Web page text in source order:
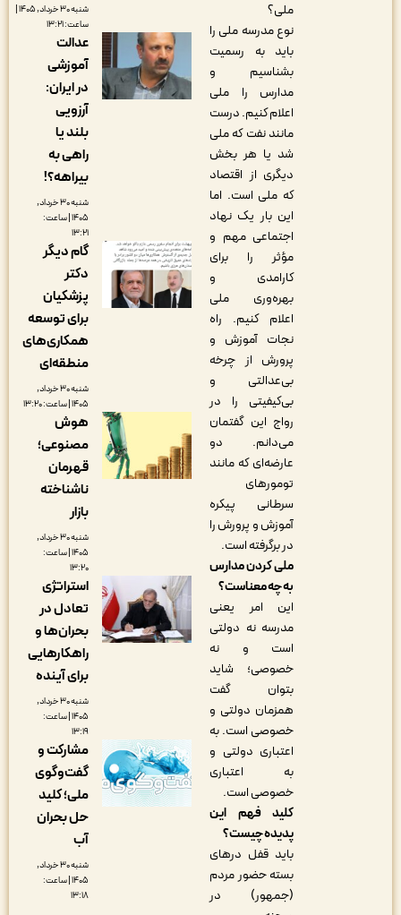
نوع مدرسه ملی را
باید به رسمیت
بشناسیم و
مدارس را ملی
اعلام کنیم. درست
مانند نفت که ملی
شد یا هر بخش
دیگری از اقتصاد
که ملی است. اما
این بار یک نهاد
اجتماعی مهم و
مؤثر را برای
کارامدی و
بهره‌وری ملی
اعلام کنیم. راه
نجات آموزش و
پرورش از چرخه
بی‌عدالتی و
بی‌کیفیتی را در
رواج این گفتمان
می‌دانم. دو
عارضه‌ای که مانند
تومورهای
سرطانی پیکره
آموزش و پرورش را
در برگرفته است.
ملی کردن مدارس
به چه معناست؟
این امر یعنی
مدرسه نه دولتی
است و نه
خصوصی؛ شاید
بتوان گفت
همزمان دولتی و
خصوصی است. به
اعتباری دولتی و
به اعتباری
خصوصی است.
کلید فهم این
پدیده چیست؟
باید قفل درهای
بسته حضور مردم
(جمهور) در
شنبه ۳۰ خرداد, ۱۴۰۵ |
عدالت
آموزشی
در ایران:
راهی به
بیراهه؟!
شنبه ۳۰ خرداد,
۱۴۰۵ | ساعت:
گام دیگر
دکتر
پزشکیان
برای توسعه
همکاری‌های
منطقه‌ای
شنبه ۳۰ خرداد,
هوش
مصنوعی؛
قهرمان
ناشناخته
شنبه ۳۰ خرداد,
۱۴۰۵ | ساعت:
استراتژی
تعادل در
بحران‌ها و
راهکارهایی
برای آینده
شنبه ۳۰ خرداد,
۱۴۰۵ | ساعت:
مشارکت و
گفت‌وگوی
ملی؛ کلید
حل بحران
شنبه ۳۰ خرداد,
۱۴۰۵ | ساعت: